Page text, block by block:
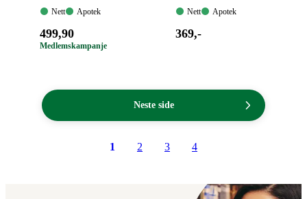
Nett:
Nett
Apotek:
Apotek
Pris:
499,90
499,90
Medlemskampanje
Nett:
Nett
Apotek:
Apotek
Pris:
369,-
Neste side
1 2 3 4